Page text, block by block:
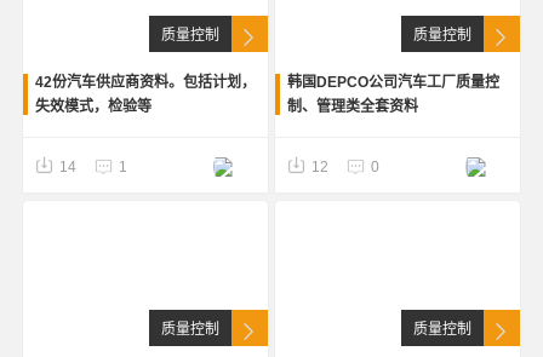
质量控制
42份汽车供应商资料。包括计划，
失效模式，检验等
14 1
质量控制
韩国DEPCO公司汽车工厂质量控
制、管理类全套资料
12 0
质量控制 质量控制